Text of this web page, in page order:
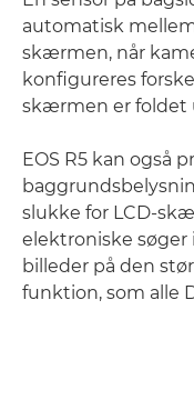
automatisk
skærmen, når
konfigureres
skærmen er foldet
EOS R5 kan også
slukke for LCD-
elektroniske
billeder på den
funktion, som alle